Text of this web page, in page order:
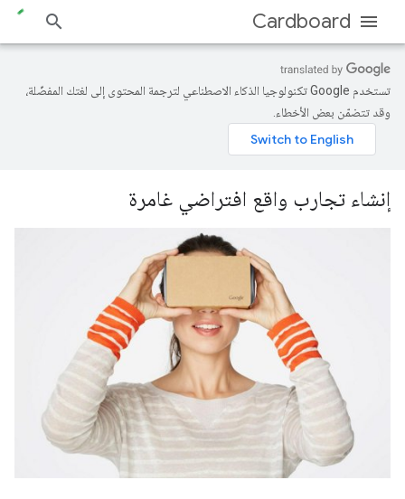
Cardboard
تستخدم Google تكنولوجيا الذكاء الاصطناعي لترجمة المحتوى إلى لغتك المفضّلة،
وقد تتضمّن بعض الأخطاء.
إنشاء تجارب واقع افتراضي غامرة